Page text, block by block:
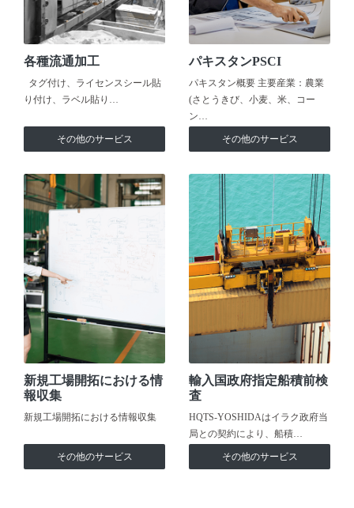
各種流通加工
タグ付け、ライセンスシール貼
り付け、ラベル貼り…
その他のサービス
パキスタンPSCI
パキスタン概要 主要産業：農業
(さとうきび、小麦、米、コー
ン…
その他のサービス
新規工場開拓における情
報収集
新規工場開拓における情報収集
その他のサービス
輸入国政府指定船積前検
査
HQTS-YOSHIDAはイラク政府当
局との契約により、船積…
その他のサービス